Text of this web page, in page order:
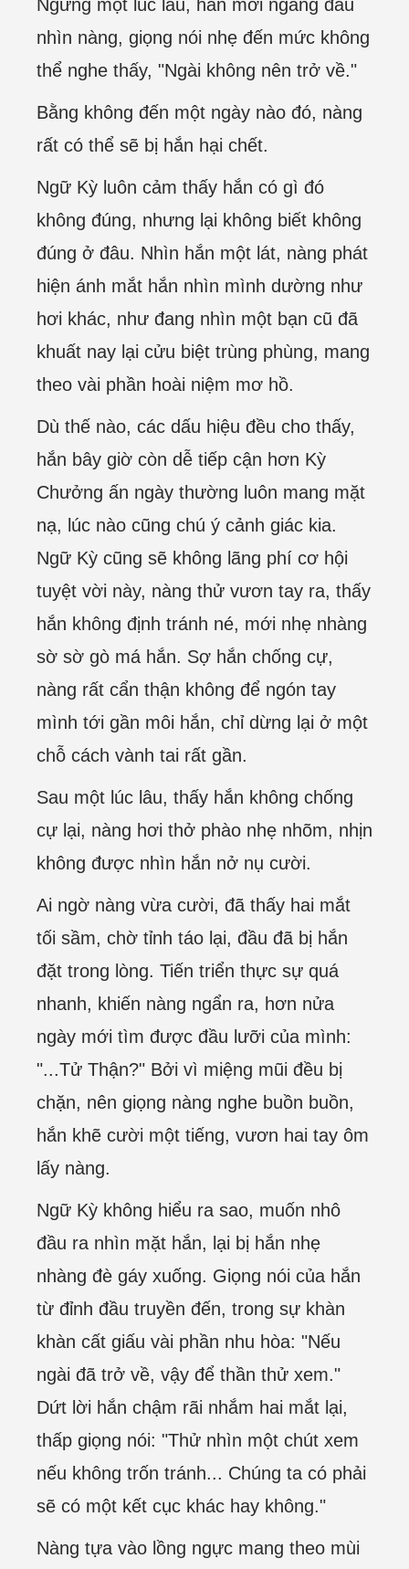
Ngừng một lúc lâu, hắn mới ngẩng đầu
nhìn nàng, giọng nói nhẹ đến mức không
thể nghe thấy, "Ngài không nên trở về."
Bằng không đến một ngày nào đó, nàng
rất có thể sẽ bị hắn hại chết.
Ngữ Kỳ luôn cảm thấy hắn có gì đó
không đúng, nhưng lại không biết không
đúng ở đâu. Nhìn hắn một lát, nàng phát
hiện ánh mắt hắn nhìn mình dường như
hơi khác, như đang nhìn một bạn cũ đã
khuất nay lại cửu biệt trùng phùng, mang
theo vài phần hoài niệm mơ hồ.
Dù thế nào, các dấu hiệu đều cho thấy,
hắn bây giờ còn dễ tiếp cận hơn Kỳ
Chưởng ấn ngày thường luôn mang mặt
nạ, lúc nào cũng chú ý cảnh giác kia.
Ngữ Kỳ cũng sẽ không lãng phí cơ hội
tuyệt vời này, nàng thử vươn tay ra, thấy
hắn không định tránh né, mới nhẹ nhàng
sờ sờ gò má hắn. Sợ hắn chống cự,
nàng rất cẩn thận không để ngón tay
mình tới gần môi hắn, chỉ dừng lại ở một
chỗ cách vành tai rất gần.
Sau một lúc lâu, thấy hắn không chống
cự lại, nàng hơi thở phào nhẹ nhõm, nhịn
không được nhìn hắn nở nụ cười.
Ai ngờ nàng vừa cười, đã thấy hai mắt
tối sầm, chờ tỉnh táo lại, đầu đã bị hắn
đặt trong lòng. Tiến triển thực sự quá
nhanh, khiến nàng ngẩn ra, hơn nửa
ngày mới tìm được đầu lưỡi của mình:
"...Tử Thận?" Bởi vì miệng mũi đều bị
chặn, nên giọng nàng nghe buồn buồn,
hắn khẽ cười một tiếng, vươn hai tay ôm
lấy nàng.
Ngữ Kỳ không hiểu ra sao, muốn nhô
đầu ra nhìn mặt hắn, lại bị hắn nhẹ
nhàng đè gáy xuống. Giọng nói của hắn
từ đỉnh đầu truyền đến, trong sự khàn
khàn cất giấu vài phần nhu hòa: "Nếu
ngài đã trở về, vậy để thần thử xem."
Dứt lời hắn chậm rãi nhắm hai mắt lại,
thấp giọng nói: "Thử nhìn một chút xem
nếu không trốn tránh... Chúng ta có phải
sẽ có một kết cục khác hay không."
Nàng tựa vào lồng ngực mang theo mùi